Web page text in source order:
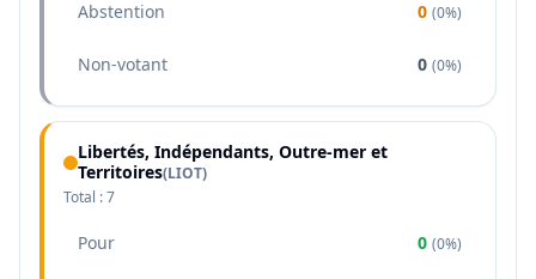
Abstention 0 (0%)
Non-votant 0 (0%)
Libertés, Indépendants, Outre-mer et
Territoires(LIOT)
Total :7
Pour 0 (0%)